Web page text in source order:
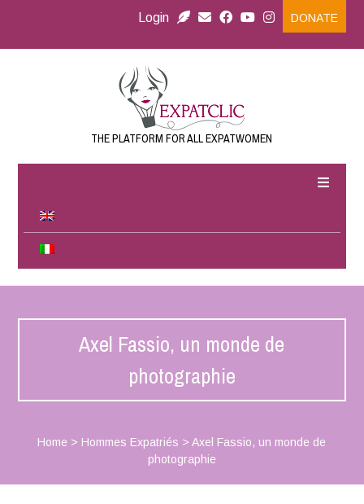
Login DONATE
THE PLATFORM FOR ALL EXPATWOMEN
Axel Fassio, un monde de
photographie
Home >Hommes Expatriés >Axel Fassio, un monde de
photographie